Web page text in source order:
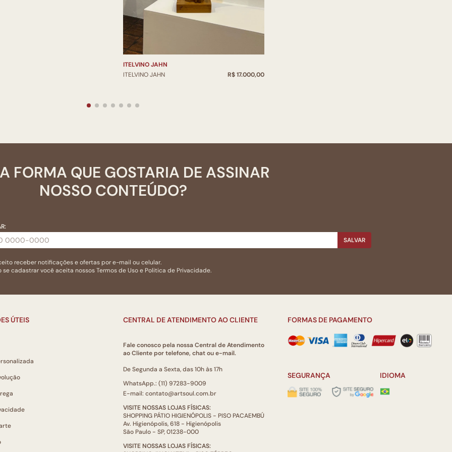
ITELVINO JAHN
ITELVINO JAHN
R$ 17.000,00
FORMA QUE GOSTARIA DE ASSINAR
NOSSO CONTEÚDO?
SALVAR
receber notificações e ofertas por e-mail ou celular.
se cadastrar você aceita nossosTermos de Usoe Politica de Privacidade.
ÚTEIS CENTRAL DE ATENDIMENTO AO CLIENTE
Fale conosco pela nossa Central de Atendimento
ao Cliente por telefone, chat ou e-mail.
De Segunda a Sexta, das 10h às 17h
WhatsApp.: (11) 97283-9009
E-mail: contato@artsoul.com.br
VISITE NOSSAS LOJAS FÍSICAS:
SHOPPING PÁTIO HIGIENÓPOLIS - PISO PACAEMBÚ
Av. Higienópolis, 618 - Higienópolis
São Paulo - SP, 01238-000
VISITE NOSSAS LOJAS FÍSICAS:
FORMAS DE PAGAMENTO
SEGURANÇA IDIOMA